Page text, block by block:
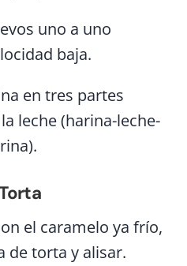
uno a uno
baja.
en tres partes
leche (harina-leche-
el caramelo ya frío,
de torta y alisar.